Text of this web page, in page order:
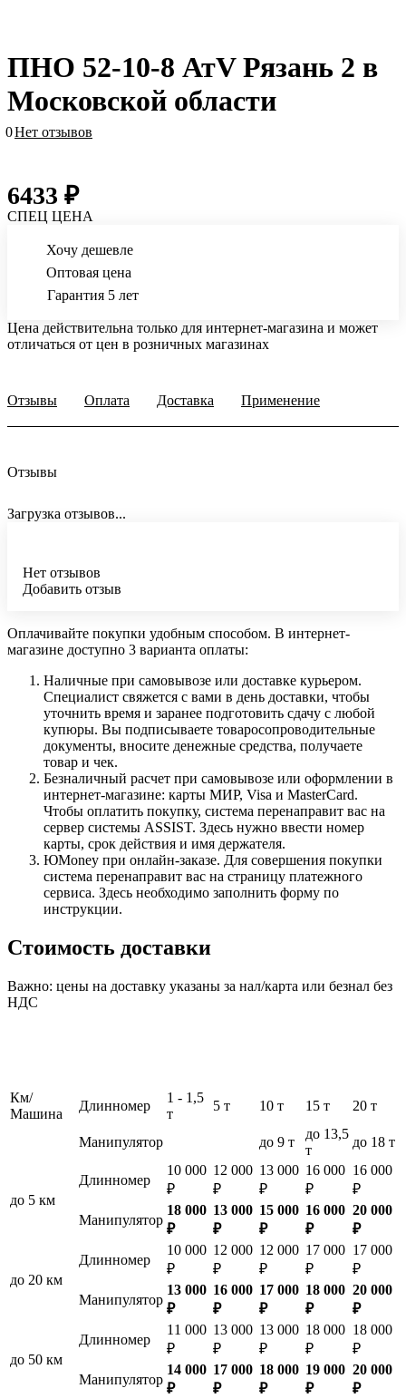
ПНО 52-10-8 АтV Рязань 2 в
Московской области
0Нет отзывов
6433 ₽
СПЕЦ ЦЕНА
Хочу дешевле
Оптовая цена
Гарантия 5 лет
Цена действительна только для интернет-магазина и может
отличаться от цен в розничных магазинах
Отзывы Оплата Доставка Применение
Отзывы
Загрузка отзывов...
Нет отзывов
Добавить отзыв
Оплачивайте покупки удобным способом. В интернет-
магазине доступно 3 варианта оплаты:
Наличные при самовывозе или доставке курьером.
Специалист свяжется с вами в день доставки, чтобы
уточнить время и заранее подготовить сдачу с любой
купюры. Вы подписываете товаросопроводительные
документы, вносите денежные средства, получаете
товар и чек.
Безналичный расчет при самовывозе или оформлении в
интернет-магазине: карты МИР, Visa и MasterCard.
Чтобы оплатить покупку, система перенаправит вас на
сервер системы ASSIST. Здесь нужно ввести номер
карты, срок действия и имя держателя.
ЮMoney при онлайн-заказе. Для совершения покупки
система перенаправит вас на страницу платежного
сервиса. Здесь необходимо заполнить форму по
инструкции.
Стоимость доставки
Важно: цены на доставку указаны за нал/карта или безнал без
НДС
Км/
Машина
Длинномер
1 - 1,5
т
5 т 10 т 15 т 20 т
Манипулятор до 9 т
до 13,5
т
до 18 т
до 5 км
Длинномер
10 000
₽
12 000
₽
13 000
₽
16 000
₽
16 000
₽
Манипулятор
18 000
₽
13 000
₽
15 000
₽
16 000
₽
20 000
₽
до 20 км
Длинномер
10 000
₽
12 000
₽
12 000
₽
17 000
₽
17 000
₽
Манипулятор
13 000
₽
16 000
₽
17 000
₽
18 000
₽
20 000
₽
до 50 км
Длинномер
11 000
₽
13 000
₽
13 000
₽
18 000
₽
18 000
₽
Манипулятор
14 000
₽
17 000
₽
18 000
₽
19 000
₽
20 000
₽